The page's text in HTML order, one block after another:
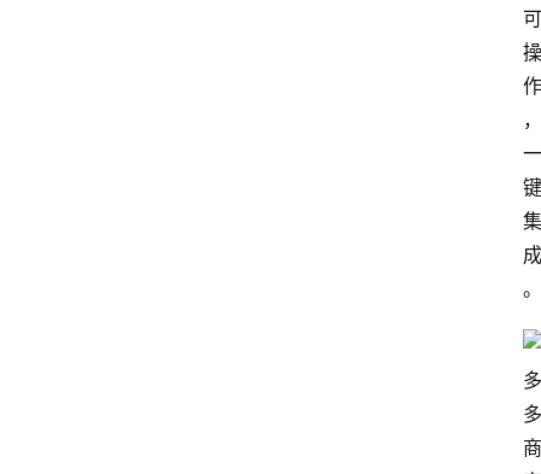
可
操
作
，
一
键
集
成
。